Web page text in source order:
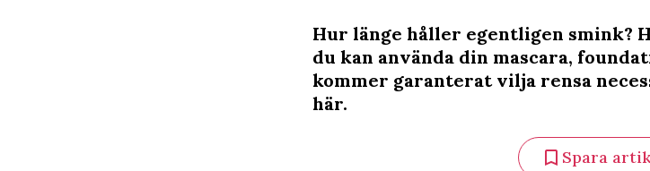
Hur länge håller egentligen smink?
du kan använda din mascara,
kommer garanterat vilja rensa
här.
Spara